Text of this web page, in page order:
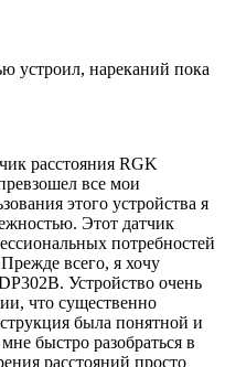
устроил, нареканий пока
расстояния RGK
все мои
этого устройства я
Этот датчик
потребностей
всего, я хочу
Устройство очень
что существенно
была понятной и
быстро разобраться в
расстояний просто